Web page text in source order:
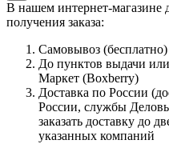
В нашем интернет-магазине
получения заказа:
Самовывоз (бесплатно)
До пунктов выдачи
Маркет (Boxberry)
Доставка по России
России, службы
заказать доставку до
указанных компаний